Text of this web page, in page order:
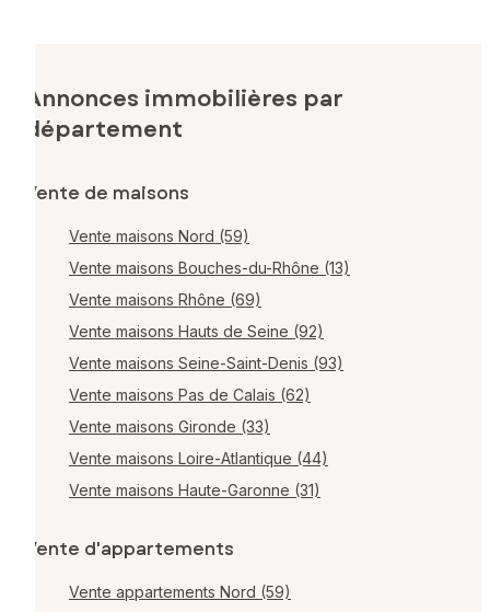
Annonces immobilières par
département
Vente de maisons
Vente maisons Nord (59)
Vente maisons Bouches-du-Rhône (13)
Vente maisons Rhône (69)
Vente maisons Hauts de Seine (92)
Vente maisons Seine-Saint-Denis (93)
Vente maisons Pas de Calais (62)
Vente maisons Gironde (33)
Vente maisons Loire-Atlantique (44)
Vente maisons Haute-Garonne (31)
Vente d'appartements
Vente appartements Nord (59)